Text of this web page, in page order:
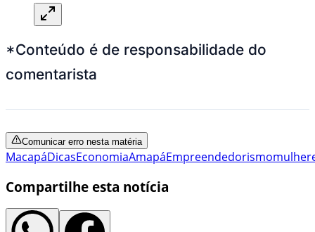
*Conteúdo é de responsabilidade do
comentarista
Comunicar erro nesta matéria
MacapáDicasEconomiaAmapáEmpreendedorismo
Compartilhe esta notícia